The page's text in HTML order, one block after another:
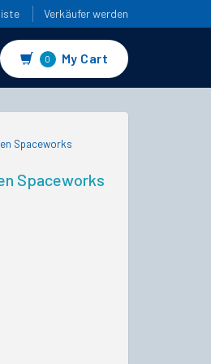
Verkäufer werden
0 My Cart
Spaceworks